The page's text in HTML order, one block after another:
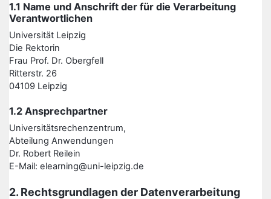
1.1 Name und Anschrift der für die Verarbeitung
Verantwortlichen
Universität Leipzig
Die Rektorin
Frau Prof. Dr. Obergfell
Ritterstr. 26
04109 Leipzig
1.2 Ansprechpartner
Universitätsrechenzentrum,
Abteilung Anwendungen
Dr. Robert Reilein
E-Mail: elearning@uni-leipzig.de
2. Rechtsgrundlagen der Datenverarbeitung